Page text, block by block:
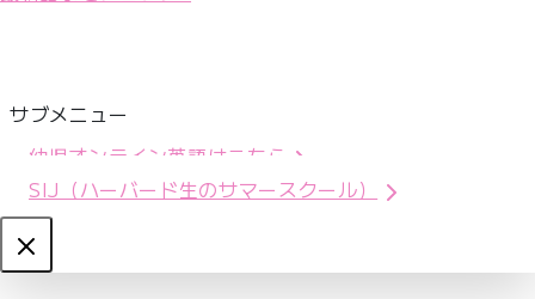
サブメニュー
幼児オンライン英語はこちら
SIJ（ハーバード生のサマースクール）
Close